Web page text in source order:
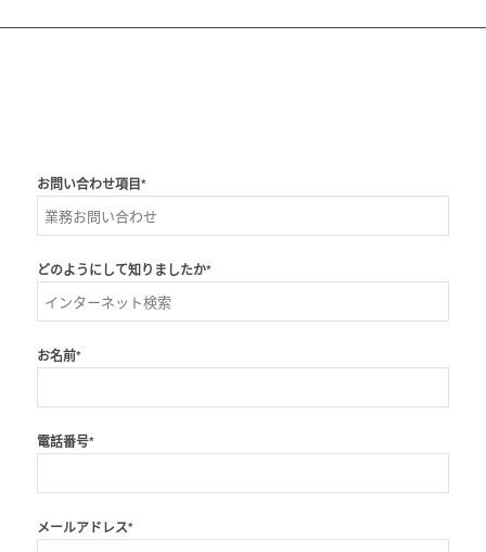
お問い合わせ項目*
どのようにして知りましたか*
お名前*
電話番号*
メールアドレス*